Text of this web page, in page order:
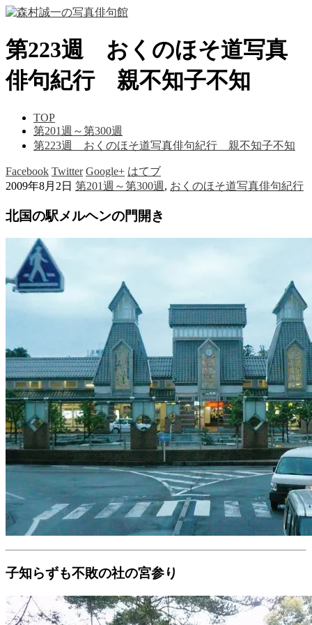
第223週 おくのほそ道写真
俳句紀行 親不知子不知
TOP
第201週～第300週
第223週 おくのほそ道写真俳句紀行 親不知子不知
Facebook Twitter Google+ はてブ
2009年8月2日 第201週～第300週 , おくのほそ道写真俳句紀行
北国の駅メルヘンの門開き
子知らずも不敗の社の宮参り